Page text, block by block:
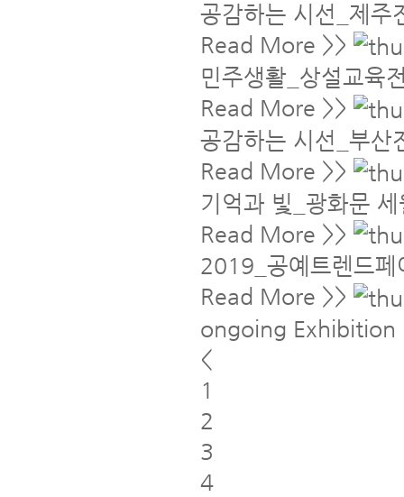
공감하는 시선_제주
Read More >>
민주생활_상설교육
Read More >>
공감하는 시선_부산
Read More >>
기억과 빛_광화문
Read More >>
2019_공예트렌드페
Read More >>
ongoing Exhibition
<
1
2
3
4